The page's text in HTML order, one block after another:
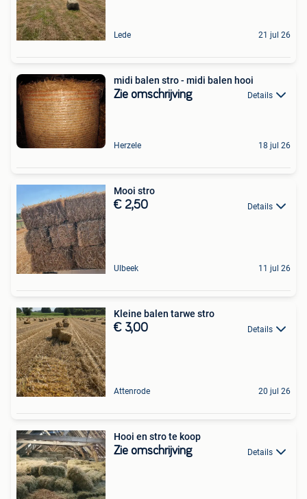
Lede 21 jul 26
midi balen stro - midi balen hooi
Zie omschrijving Details
Herzele 18 jul 26
Mooi stro
€ 2,50 Details
Ulbeek 11 jul 26
Kleine balen tarwe stro
€ 3,00 Details
Attenrode 20 jul 26
Hooi en stro te koop
Zie omschrijving Details